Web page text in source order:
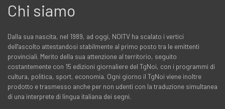
Chi siamo
Dalla sua nascita, nel 1989, ad oggi, NOITV ha scalato i vertici
dell'ascolto attestandosi stabilmente al primo posto tra le emittenti
provinciali. Merito della sua attenzione al territorio, seguito
costantemente con 15 edizioni giornaliere del TgNoi, con i programmi di
cultura, politica, sport, economia. Ogni giorno il TgNoi viene inoltre
prodotto e trasmesso anche per non udenti con la traduzione simultanea
di una interprete di lingua italiana dei segni.